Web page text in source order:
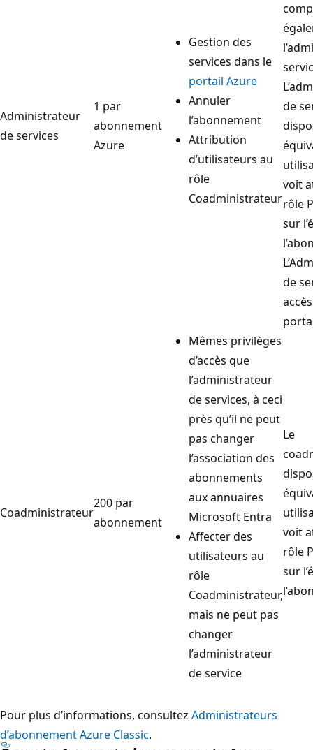
Administrateur
de services
1 par
abonnement
Azure
Gestion des
services dans le
portail Azure
Annuler
l’abonnement
Attribution
d’utilisateurs au
rôle
Coadministrateur
de
voit
rôle
sur
de
Coadministrateur
200 par
abonnement
Mêmes privilèges
d’accès que
l’administrateur
de services, à ceci
près qu’il ne peut
pas changer
l’association des
abonnements
aux annuaires
Microsoft Entra
Affecter des
utilisateurs au
rôle
Coadministrateur,
mais ne peut pas
changer
l’administrateur
de service
Le
voit
rôle
sur
Pour plus d’informations, consultez Administrateurs
d’abonnement Azure Classic.